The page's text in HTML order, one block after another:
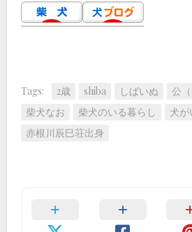
Tags: 2歳 shiba しばいぬ 公（
柴犬なお
柴犬のいる暮らし
犬
赤根川辰巳荘出身